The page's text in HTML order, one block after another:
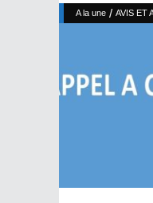
A la une / AVIS ET